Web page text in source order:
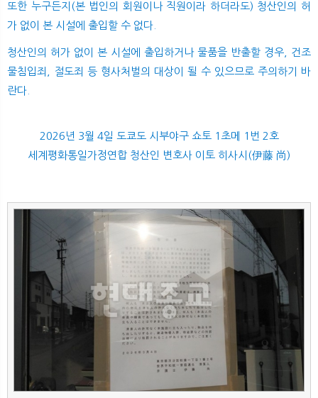
또한 누구든지(본 법인의 회원이나 직원이라 하더라도) 청산인의 허
가 없이 본 시설에 출입할 수 없다.
청산인의 허가 없이 본 시설에 출입하거나 물품을 반출할 경우, 건조
물침입죄, 절도죄 등 형사처벌의 대상이 될 수 있으므로 주의하기 바
란다.
2026년 3월 4일 도쿄도 시부야구 쇼토 1초메 1번 2호
세계평화통일가정연합 청산인 변호사 이토 히사시(伊藤 尚)